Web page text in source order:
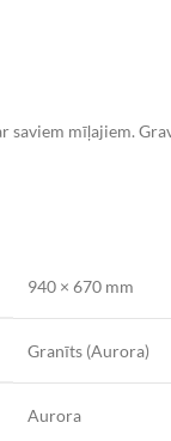
mīļajiem.
940 × 670 mm
Granīts (Aurora)
Aurora